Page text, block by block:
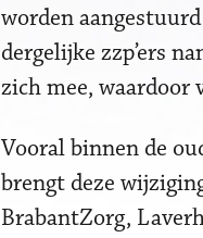
worden
dergelijke zzp’ers
zich mee, waardoor
Vooral binnen de
brengt deze
BrabantZorg,